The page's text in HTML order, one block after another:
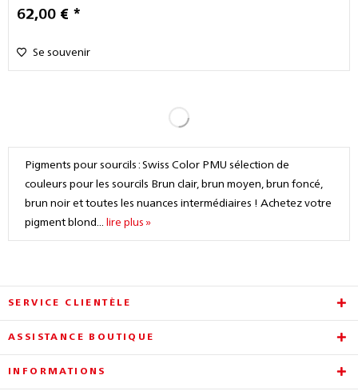
62,00 € *
Se souvenir
Pigments pour sourcils : Swiss Color PMU sélection de
couleurs pour les sourcils Brun clair, brun moyen, brun foncé,
brun noir et toutes les nuances intermédiaires ! Achetez votre
pigment blond... lire plus »
SERVICE CLIENTÈLE
ASSISTANCE BOUTIQUE
INFORMATIONS